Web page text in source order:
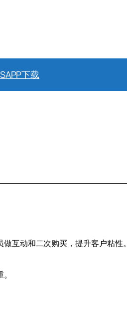
APP下载
互动和二次购买，提升客户粘性。